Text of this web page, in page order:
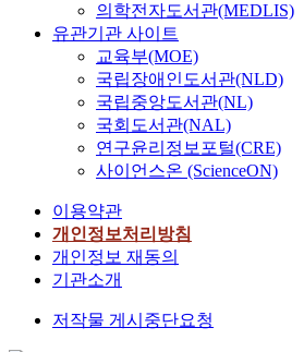
의학전자도서관(MEDLIS)
유관기관 사이트
교육부(MOE)
국립장애인도서관(NLD)
국립중앙도서관(NL)
국회도서관(NAL)
연구윤리정보포털(CRE)
사이언스온 (ScienceON)
이용약관
개인정보처리방침
개인정보 재동의
기관소개
저작물 게시중단요청